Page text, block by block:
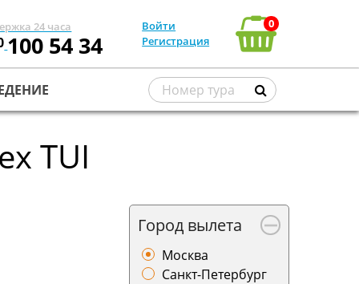
24 часа
100 54 34
Войти
Регистрация
0
TUI
Город вылета
Москва
Санкт-Петербург